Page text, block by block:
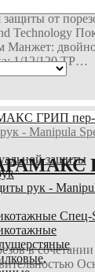
защиты от
Technology
Манжет:
1/12/120 ТР…
- Manipula
в
защиты
рук -